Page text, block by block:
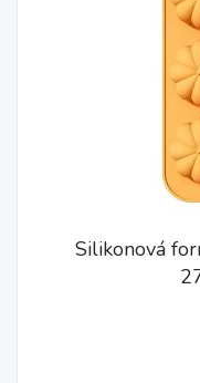
Silikonová